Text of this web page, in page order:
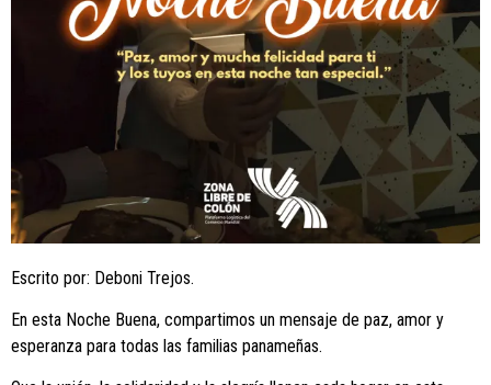
Escrito por: Deboni Trejos.
En esta Noche Buena, compartimos un mensaje de paz, amor y
esperanza para todas las familias panameñas.